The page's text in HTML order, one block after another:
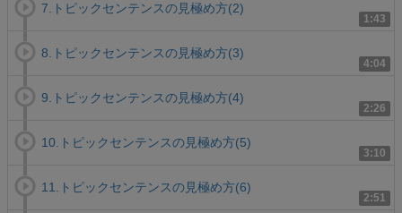
1:43
7.トピックセンテンスの見極め方(2)
4:04
8.トピックセンテンスの見極め方(3)
2:26
9.トピックセンテンスの見極め方(4)
3:10
10.トピックセンテンスの見極め方(5)
2:51
11.トピックセンテンスの見極め方(6)